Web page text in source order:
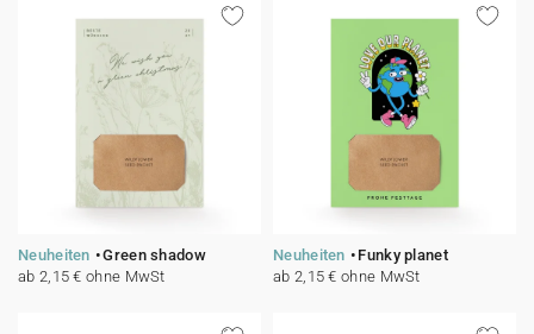
Neuheiten
Green shadow
ab 2,15 € ohne MwSt
Neuheiten
Funky planet
ab 2,15 € ohne MwSt